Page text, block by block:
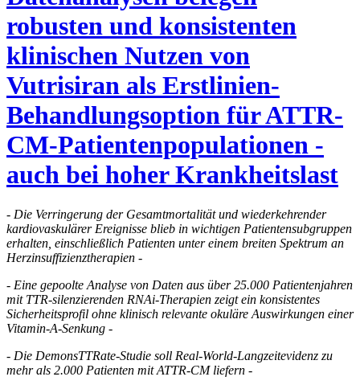
robusten und konsistenten
klinischen Nutzen von
Vutrisiran als Erstlinien-
Behandlungsoption für ATTR-
CM-Patientenpopulationen -
auch bei hoher Krankheitslast
- Die Verringerung der Gesamtmortalität und wiederkehrender
kardiovaskulärer Ereignisse blieb in wichtigen Patientensubgruppen
erhalten, einschließlich Patienten unter einem breiten Spektrum an
Herzinsuffizienztherapien -
- Eine gepoolte Analyse von Daten aus über 25.000 Patientenjahren
mit TTR-silenzierenden RNAi-Therapien zeigt ein konsistentes
Sicherheitsprofil ohne klinisch relevante okuläre Auswirkungen einer
Vitamin-A-Senkung -
- Die DemonsTTRate-Studie soll Real-World-Langzeitevidenz zu
mehr als 2.000 Patienten mit ATTR-CM liefern -